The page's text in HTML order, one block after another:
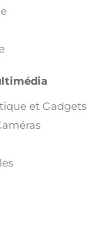
et Gadgets